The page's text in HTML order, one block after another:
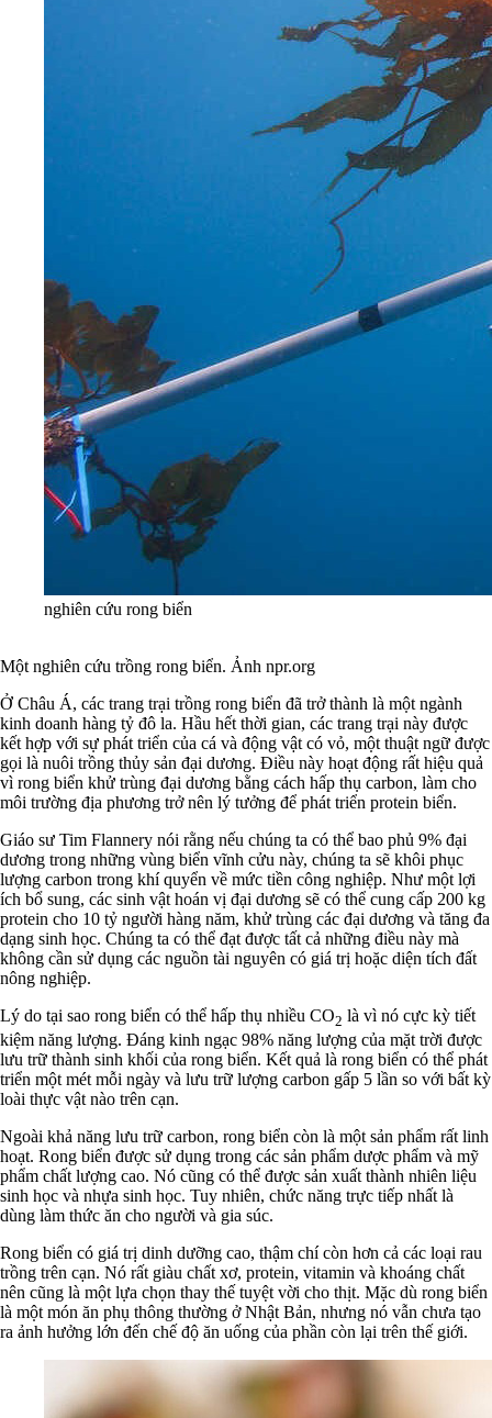
nghiên cứu rong biển
Một nghiên cứu trồng rong biển. Ảnh npr.org
Ở Châu Á, các trang trại trồng rong biển đã trở thành là một ngành
kinh doanh hàng tỷ đô la. Hầu hết thời gian, các trang trại này được
kết hợp với sự phát triển của cá và động vật có vỏ, một thuật ngữ được
gọi là nuôi trồng thủy sản đại dương. Điều này hoạt động rất hiệu quả
vì rong biển khử trùng đại dương bằng cách hấp thụ carbon, làm cho
môi trường địa phương trở nên lý tưởng để phát triển protein biển.
Giáo sư Tim Flannery nói rằng nếu chúng ta có thể bao phủ 9% đại
dương trong những vùng biển vĩnh cửu này, chúng ta sẽ khôi phục
lượng carbon trong khí quyển về mức tiền công nghiệp. Như một lợi
ích bổ sung, các sinh vật hoán vị đại dương sẽ có thể cung cấp 200 kg
protein cho 10 tỷ người hàng năm, khử trùng các đại dương và tăng đa
dạng sinh học. Chúng ta có thể đạt được tất cả những điều này mà
không cần sử dụng các nguồn tài nguyên có giá trị hoặc diện tích đất
nông nghiệp.
Lý do tại sao rong biển có thể hấp thụ nhiều CO2 là vì nó cực kỳ tiết
kiệm năng lượng. Đáng kinh ngạc 98% năng lượng của mặt trời được
lưu trữ thành sinh khối của rong biển. Kết quả là rong biển có thể phát
triển một mét mỗi ngày và lưu trữ lượng carbon gấp 5 lần so với bất kỳ
loài thực vật nào trên cạn.
Ngoài khả năng lưu trữ carbon, rong biển còn là một sản phẩm rất linh
hoạt. Rong biển được sử dụng trong các sản phẩm dược phẩm và mỹ
phẩm chất lượng cao. Nó cũng có thể được sản xuất thành nhiên liệu
sinh học và nhựa sinh học. Tuy nhiên, chức năng trực tiếp nhất là
dùng làm thức ăn cho người và gia súc.
Rong biển có giá trị dinh dưỡng cao, thậm chí còn hơn cả các loại rau
trồng trên cạn. Nó rất giàu chất xơ, protein, vitamin và khoáng chất
nên cũng là một lựa chọn thay thế tuyệt vời cho thịt. Mặc dù rong biển
là một món ăn phụ thông thường ở Nhật Bản, nhưng nó vẫn chưa tạo
ra ảnh hưởng lớn đến chế độ ăn uống của phần còn lại trên thế giới.